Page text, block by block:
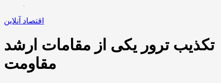
اقتصاد آنلاین
تکذیب ترور یکی از مقامات ارشد
مقاومت